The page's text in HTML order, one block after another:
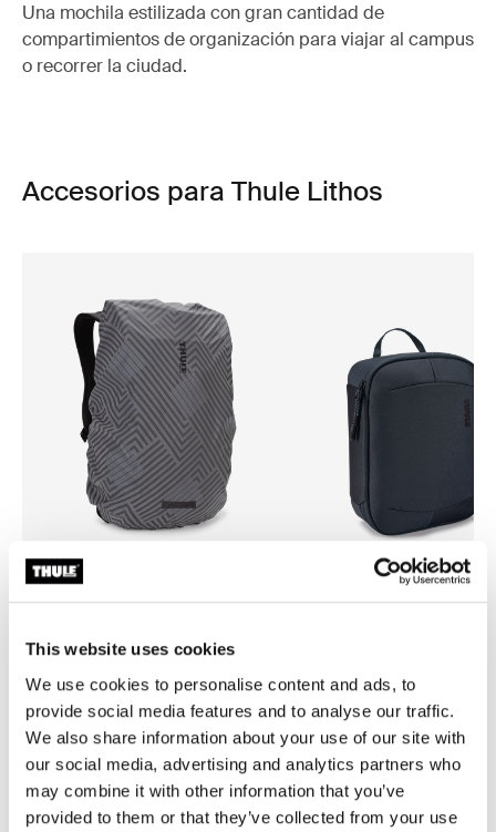
This website uses cookies
We use cookies to personalise content and ads, to
provide social media features and to analyse our traffic.
We also share information about your use of our site with
our social media, advertising and analytics partners who
may combine it with other information that you’ve
provided to them or that they’ve collected from your use
Una mochila estilizada con gran cantidad de
compartimientos de organización para viajar al campus
o recorrer la ciudad.
Accesorios para Thule Lithos
universal color plata
Toggle features
Todas las características